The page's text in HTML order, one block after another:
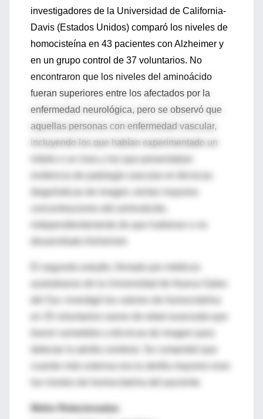
investigadores de la Universidad de California-
Davis (Estados Unidos) comparó los niveles de
homocisteína en 43 pacientes con Alzheimer y
en un grupo control de 37 voluntarios. No
encontraron que los niveles del aminoácido
fueran superiores entre los afectados por la
enfermedad neurológica, pero se observó que
aquellas personas con enfermedad vascular,
incluyendo los que habían experimentado un
evidencia de patología vascular en técnicas
diagnósticas de imagen, tenían mayores
independientemente de que hubieran o no
El segundo estudio, firmado por médicos
del Sur, investigó los valores de homocisteína
fueron sometidos a técnicas de imagen para
cuando más extensa era la atrofia mayores eran
Webs Relacionadas